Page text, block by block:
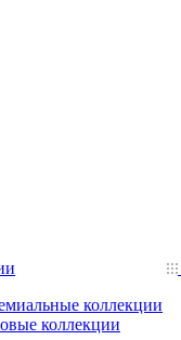
коллекции
коллекции